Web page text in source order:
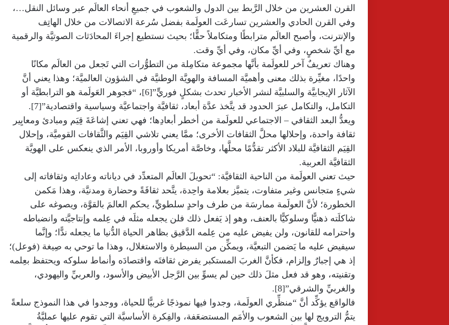
القرن العشرين من خلال الرَّبط بين الدول والشعوب في جميعِ أنحاء العالَم عبر وسائل النقل…،
وفي القرن الحادي والعشرين تسارعَت العولَمة بفضل سُرعة الاتصالات من خلال الهاتِف
والإنترنت، وأصبح العالَم مترابطًا ومتكاملاً حقًّا؛ بحيث نستطيع إجراءَ المحادَثات الصوتيَّة والرقمية
مع أيِّ شخصٍ، وفي أيِّ مكان، وفي أيِّ وقت.
وهناك تعريفٌ آخر للعولَمة بأنَّها مجموعة متكامِلة من التطوُّرات التي تَجعل من العالَم مكانًا
واحدًا، مغيِّرة بذلك معنى وأهميَّة المسافة والهويَّة الوطنيَّة في الشؤون العالميَّة؛ وهذا يعني أنَّ
الآثار الإيجابيَّة والسلبيَّة لنشر الأخبار تحدث بشكلٍ فوريٍّ”[6]، “فجوهر العَولَمة هو الترابطيَّة أو
التكامل، والتكامل عبرَ الحدود قد يتَّخذ عدَّة أبعاد، ثقافيَّة واجتماعيَّة وسياسية واقتصادية”[7].
ويعدُّ البعد الثقافي – الاجتماعي للعولَمة من أخطر أبعادِها؛ فهي تعني إشاعَةَ قِيَم ومبادئ ومعايِير
ثقافة واحدة، وإحلالها محلَّ الثقافات الأخرى؛ ممَّا يعني تلاشي القِيَم والثَّقافات القوميَّة، وإحلال
القِيَم الثقافيَّة للبلاد الأكثر تقدُّمًا محلَّها، وخاصَّة أمريكا وأوروبا، الأمر الذي ينعكس على الهويَّة
الثقافيَّة العربية.
حيث تعني العولَمة من الناحية الثقافيَّة: “تحويلَ العالَم المتعدِّد في دياناته وعاداتِه وثقافاته إلى
شيءٍ متجانس وغير متفاوت، يتميَّز بعلامة واحِدة، يتَّحد ثقافَةً وحضارة ومدنيَّة، وهذا مَكمن
الخطورة؛ لأنَّ العولَمة ممارسَة من طرف واحدٍ سلطويٍّ، يحكم العالمَ بالقوَّة، ويصوغه على
شاكلَته ذهنيًّا وسلوكيًّا بالعنف، وهو إذ يَفعل ذلك فلن يجعله مثلَه في عِلمه وإنتاجيَّته وانضباطه
واحترامه للقانون، ولن يفيض عليه من عِلمه الدَّقيق بظاهر الحياة الدُّنيا ما يجعله ندًّا؛ وإنَّما
سيفيض عليه ما يَضمن التبعيَّة، ويمكِّن من السيطرة والاستغلال، وهذا ما توحي به صِيغة (فوعل)؛
إذ هي إجبارٌ وإلزام، فكأنَّ الغربَ المستكبر يفرض ثقافتَه واقتصادَه وأنماط سلوكه ويحتفظ بعِلمه
وتقنيته، وهو قد فعل مثلَ ذلك حين لم يسوِّ بين الرَّجل الأبيض والأسود، والعربيِّ واليهودي،
والغربيِّ والشرقي”[8].
فالواقع يؤكِّد أنَّ “منظِّري العولَمة، وجدوا فيها نموذجًا غربيًّا للحياة، ووجدوا في هذا النموذج سلعةً
يتمُّ الترويج لها بين الشعوب والأمَم المستضعَفة، والفِكرة الأساسيَّة التي تقوم عليها عمليَّةُ